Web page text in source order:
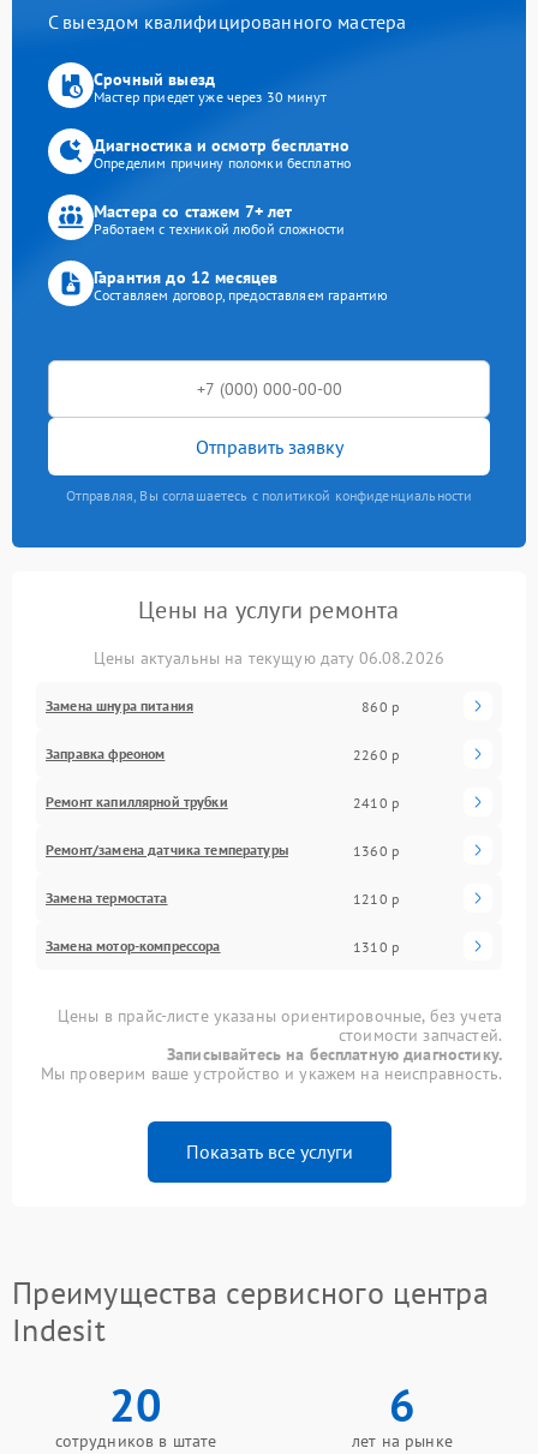
С выездом квалифицированного мастера
Срочный выезд
Мастер приедет уже через 30 минут
Диагностика и осмотр бесплатно
Определим причину поломки бесплатно
Мастера со стажем 7+ лет
Работаем с техникой любой сложности
Гарантия до 12 месяцев
Составляем договор, предоставляем гарантию
Отправить заявку
Отправляя, Вы соглашаетесь с политикой конфиденциальности
Цены на услуги ремонта
Цены актуальны на текущую дату 06.08.2026
Замена шнура питания 860 р
Заправка фреоном 2260 р
Ремонт капиллярной трубки 2410 р
Ремонт/замена датчика температуры 1360 р
Замена термостата 1210 р
Замена мотор-компрессора 1310 р
Цены в прайс-листе указаны ориентировочные, без учета
стоимости запчастей.
Записывайтесь на бесплатную диагностику.
Мы проверим ваше устройство и укажем на неисправность.
Показать все услуги
Преимущества сервисного центра
Indesit
20
сотрудников в штате
6
лет на рынке